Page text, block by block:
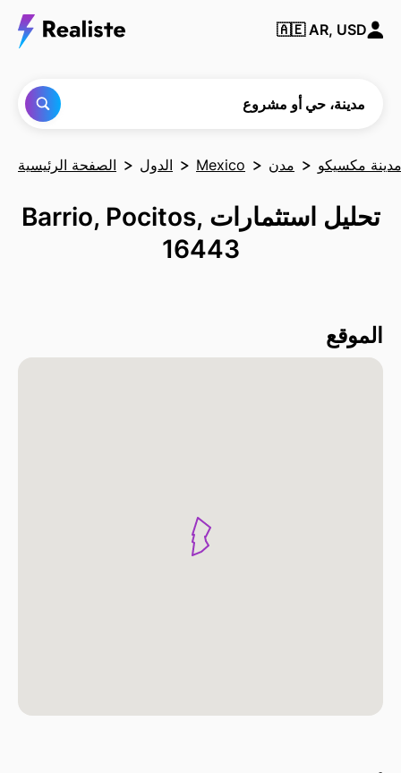
🇦🇪AR, USD
مدينة، حي أو مشروع
الصفحة الرئيسية الدول Mexico مدن مدينة مكسيكو
تحليل استثمارات Barrio, Pocitos,
16443
الموقع